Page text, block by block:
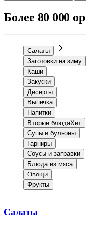
Более 80 000
Салаты
Заготовки на зиму
Каши
Закуски
Десерты
Выпечка
Напитки
Вторые блюдаХит
Супы и бульоны
Гарниры
Соусы и заправки
Блюда из мяса
Овощи
Фрукты
Салаты